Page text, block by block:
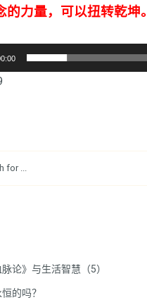
的力量，可以扭转乾坤。
脉论》与生活智慧（5）
的吗？